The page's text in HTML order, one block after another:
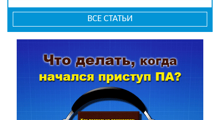
ВСЕ СТАТЬИ